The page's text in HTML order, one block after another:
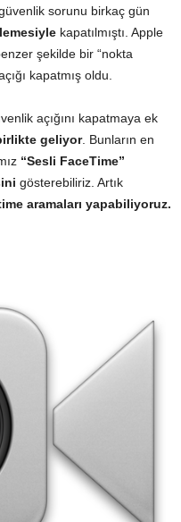
sorunu birkaç gün
kapatılmıştı. Apple
şekilde bir “nokta
kapatmış oldu.
açığını kapatmaya ek
geliyor. Bunların en
“Sesli FaceTime”
gösterebiliriz. Artık
aramaları yapabiliyoruz.